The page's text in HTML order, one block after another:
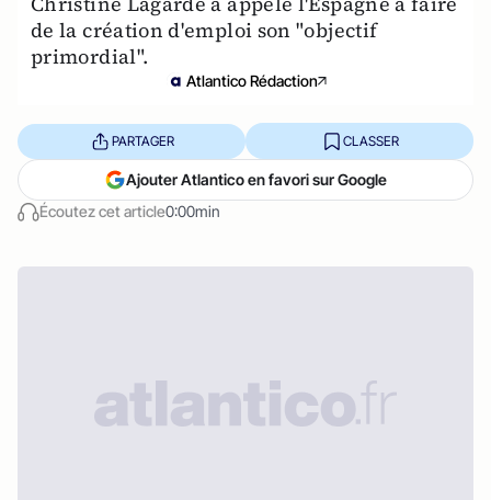
de la création d'emploi son "objectif
primordial".
Atlantico Rédaction
Écoutez cet article0:00min
PARTAGER CLASSER
Ajouter Atlantico en favori sur Google